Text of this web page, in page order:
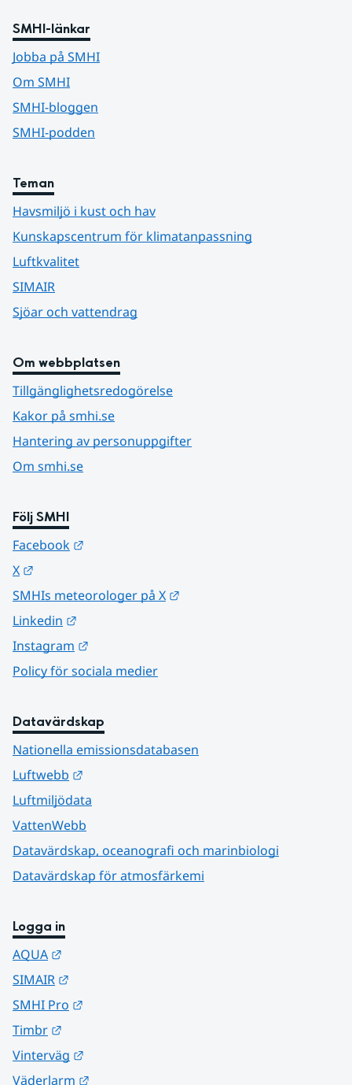
SMHI-länkar
Jobba på SMHI
Om SMHI
SMHI-bloggen
SMHI-podden
Teman
Havsmiljö i kust och hav
Kunskapscentrum för klimatanpassning
Luftkvalitet
SIMAIR
Sjöar och vattendrag
Om webbplatsen
Tillgänglighetsredogörelse
Kakor på smhi.se
Hantering av personuppgifter
Om smhi.se
Följ SMHI
Facebook
X
SMHIs meteorologer på X
Linkedin
Instagram
Policy för sociala medier
Datavärdskap
Nationella emissionsdatabasen
Luftwebb
Luftmiljödata
VattenWebb
Datavärdskap, oceanografi och marinbiologi
Datavärdskap för atmosfärkemi
Logga in
AQUA
SIMAIR
SMHI Pro
Timbr
Vinterväg
Väderlarm